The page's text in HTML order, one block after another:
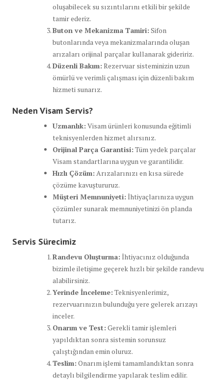
oluşabilecek su sızıntılarını etkili bir şekilde
tamir ederiz.
Buton ve Mekanizma Tamiri: Sifon
butonlarında veya mekanizmalarında oluşan
arızaları orijinal parçalar kullanarak gideririz.
Düzenli Bakım: Rezervuar sisteminizin uzun
ömürlü ve verimli çalışması için düzenli bakım
hizmeti sunarız.
Neden Visam Servis?
Uzmanlık: Visam ürünleri konusunda eğitimli
teknisyenlerden hizmet alırsınız.
Orijinal Parça Garantisi: Tüm yedek parçalar
Visam standartlarına uygun ve garantilidir.
Hızlı Çözüm: Arızalarınızı en kısa sürede
çözüme kavuştururuz.
Müşteri Memnuniyeti: İhtiyaçlarınıza uygun
çözümler sunarak memnuniyetinizi ön planda
tutarız.
Servis Sürecimiz
Randevu Oluşturma: İhtiyacınız olduğunda
bizimle iletişime geçerek hızlı bir şekilde randevu
alabilirsiniz.
Yerinde İnceleme: Teknisyenlerimiz,
rezervuarınızın bulunduğu yere gelerek arızayı
inceler.
Onarım ve Test: Gerekli tamir işlemleri
yapıldıktan sonra sistemin sorunsuz
çalıştığından emin oluruz.
Teslim: Onarım işlemi tamamlandıktan sonra
detaylı bilgilendirme yapılarak teslim edilir.